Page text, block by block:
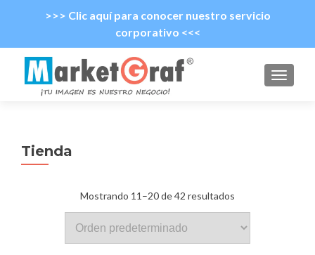
>>> Clic aquí para conocer nuestro servicio
corporativo <<<
Tienda
Mostrando 11–20 de 42 resultados